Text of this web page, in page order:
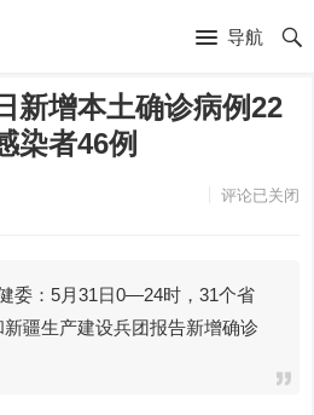
导航
新增本土确诊病例22
染者46例
评论已关闭
：5月31日0—24时，31个省
新疆生产建设兵团报告新增确诊